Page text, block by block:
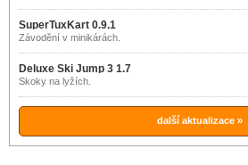
SuperTuxKart 0.9.1
Závodění v minikárách.
Deluxe Ski Jump 3 1.7
Skoky na lyžích.
další aktualizace »